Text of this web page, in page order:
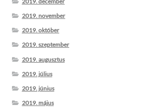
2019. november
2019. október
2019. szeptember
2019. augusztus
2019. július
2019. június
2019. május